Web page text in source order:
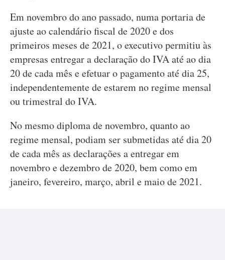
Em novembro do ano passado, numa portaria de
ajuste ao calendário fiscal de 2020 e dos
primeiros meses de 2021, o executivo permitiu às
empresas entregar a declaração do IVA até ao dia
20 de cada mês e efetuar o pagamento até dia 25,
independentemente de estarem no regime mensal
ou trimestral do IVA.
No mesmo diploma de novembro, quanto ao
regime mensal, podiam ser submetidas até dia 20
de cada mês as declarações a entregar em
novembro e dezembro de 2020, bem como em
janeiro, fevereiro, março, abril e maio de 2021.